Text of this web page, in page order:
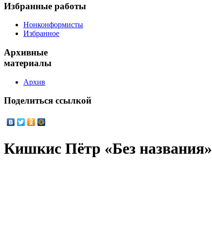
Избранные работы
Нонконформисты
Избранное
Архивные
материалы
Архив
Поделиться ссылкой
Кишкис Пётр «Без названия»